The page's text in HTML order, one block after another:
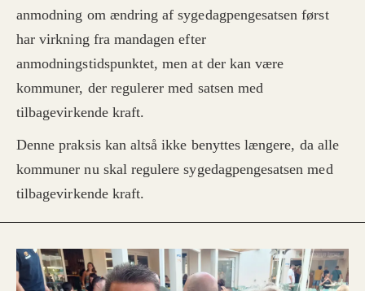
anmodning om ændring af sygedagpengesatsen først
har virkning fra mandagen efter
anmodningstidspunktet, men at der kan være
kommuner, der regulerer med satsen med
tilbagevirkende kraft.
Denne praksis kan altså ikke benyttes længere, da alle
kommuner nu skal regulere sygedagpengesatsen med
tilbagevirkende kraft.